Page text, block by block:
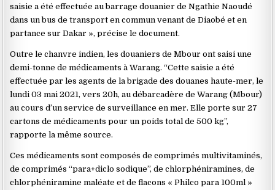
saisie a été effectuée au barrage douanier de Ngathie Naoudé
dans un bus de transport en commun venant de Diaobé et en
partance sur Dakar », précise le document.
Outre le chanvre indien, les douaniers de Mbour ont saisi une
demi-tonne de médicaments à Warang. “Cette saisie a été
effectuée par les agents de la brigade des douanes haute-mer, le
lundi 03 mai 2021, vers 20h, au débarcadère de Warang (Mbour)
au cours d’un service de surveillance en mer. Elle porte sur 27
cartons de médicaments pour un poids total de 500 kg”,
rapporte la même source.
Ces médicaments sont composés de comprimés multivitaminés,
de comprimés “para+diclo sodique”, de chlorphéniramines, de
chlorphéniramine maléate et de flacons « Philco para 100ml »